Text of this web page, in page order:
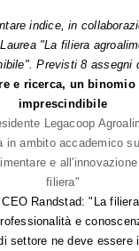
indice, in
"La filiera
Previsti 8 assegni
e ricerca, un binomio
imprescindibile
Legacoop
in ambito accademico
e
filiera"
Randstad: "La
e
settore ne deve essere